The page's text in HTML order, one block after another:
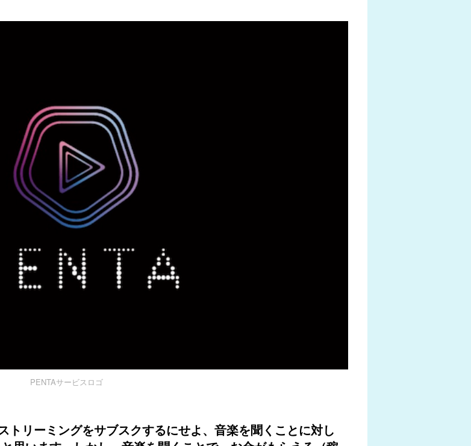
PENTAサービスロゴ
トリーミングをサブスクするにせよ、音楽を聞くことに対し